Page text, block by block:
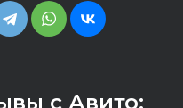
с Авито: